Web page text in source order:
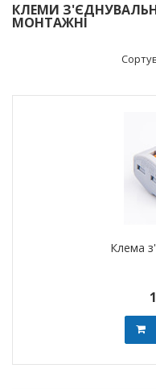
КЛЕМИ
МОНТАЖНІ
Клема